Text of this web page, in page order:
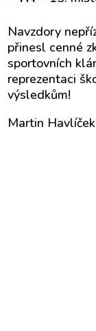
Navzdory
přinesl cenné
sportovních
reprezentaci
výsledkům!
Martin Havlíček